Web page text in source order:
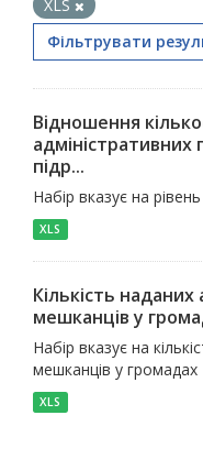
XLS
Фільтрувати
Відношення
адміністративних
підр...
Набір вказує на
XLS
Кількість
мешканців у
Набір вказує на
мешканців у громадах
XLS